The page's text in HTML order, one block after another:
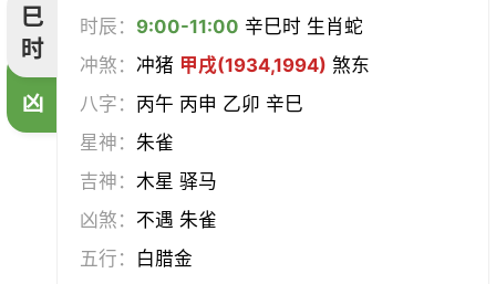
巳
时
凶
时辰： 9:00-11:00 辛巳时 生肖蛇
冲煞：冲猪 甲戌(1934,1994) 煞东
八字： 丙午 丙申 乙卯 辛巳
星神： 朱雀
吉神：木星 驿马
凶煞： 不遇 朱雀
五行： 白腊金